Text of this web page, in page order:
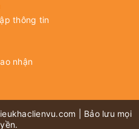
thông tin
nhận
| Bảo lưu mọi